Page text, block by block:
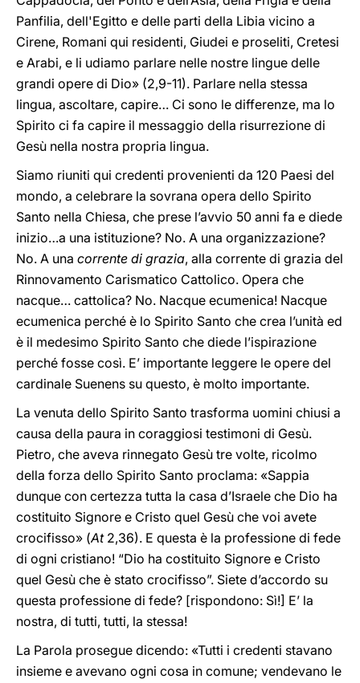
Panfilia, dell'Egitto e delle parti della Libia vicino a
Cirene, Romani qui residenti, Giudei e proseliti, Cretesi
e Arabi, e li udiamo parlare nelle nostre lingue delle
grandi opere di Dio» (2,9-11)‎. Parlare nella stessa
lingua, ascoltare, capire… Ci sono le differenze, ma lo
Spirito ci fa capire il messaggio della risurrezione di
Gesù nella nostra propria lingua.
Siamo riuniti qui credenti provenienti da 120 Paesi del
mondo, a celebrare la sovrana opera dello Spirito
Santo nella Chiesa, che prese l’avvio 50 anni fa e diede
inizio…a una istituzione? No. A una organizzazione?
No. A una corrente di grazia, alla corrente di grazia del
Rinnovamento Carismatico Cattolico. Opera che
nacque… cattolica? No. Nacque ecumenica! Nacque
ecumenica perché è lo Spirito Santo che crea l’unità ed
è il medesimo Spirito Santo che diede l’ispirazione
perché fosse così. E’ importante leggere le opere del
cardinale Suenens su questo, è molto importante.
La venuta dello Spirito Santo trasforma uomini chiusi a
causa della paura in coraggiosi testimoni di Gesù.
Pietro, che aveva rinnegato Gesù tre volte, ricolmo
della forza dello Spirito Santo proclama: «Sappia
dunque con certezza tutta la casa d’Israele che Dio ha
costituito Signore e Cristo quel Gesù che voi avete
crocifisso» (At2,36).‎ E questa è la professione di fede
di ogni cristiano! “Dio ha costituito Signore e Cristo
quel Gesù che è stato crocifisso”. Siete d’accordo su
questa professione di fede? [rispondono: Sì!] E’ la
nostra, di tutti, tutti, la stessa!
La Parola prosegue dicendo: «Tutti i credenti stavano
insieme e avevano ogni cosa in comune; vendevano le